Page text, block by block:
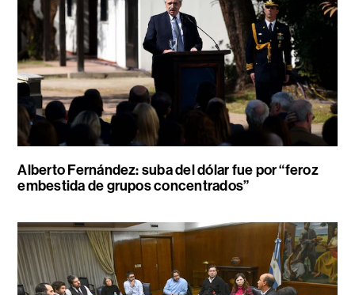
Alberto Fernández: suba del dólar fue por “feroz
embestida de grupos concentrados”